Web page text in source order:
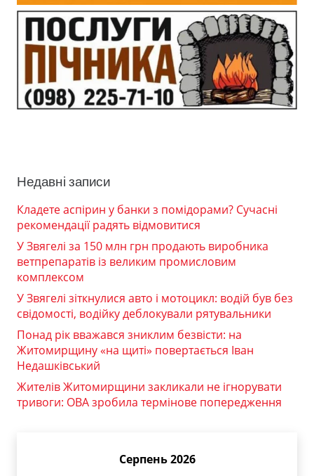
Недавні записи
Кладете аспірин у банки з помідорами? Сучасні
рекомендації радять відмовитися
У Звягелі за 150 млн грн продають виробника
ветпрепаратів із великим промисловим
комплексом
У Звягелі зіткнулися авто і мотоцикл: водій був без
свідомості, водійку деблокували рятувальники
Понад рік вважався зниклим безвісти: на
Житомирщину «на щиті» повертається Іван
Недашківський
Жителів Житомирщини закликали не ігнорувати
тривоги: ОВА зробила термінове попередження
Серпень 2026